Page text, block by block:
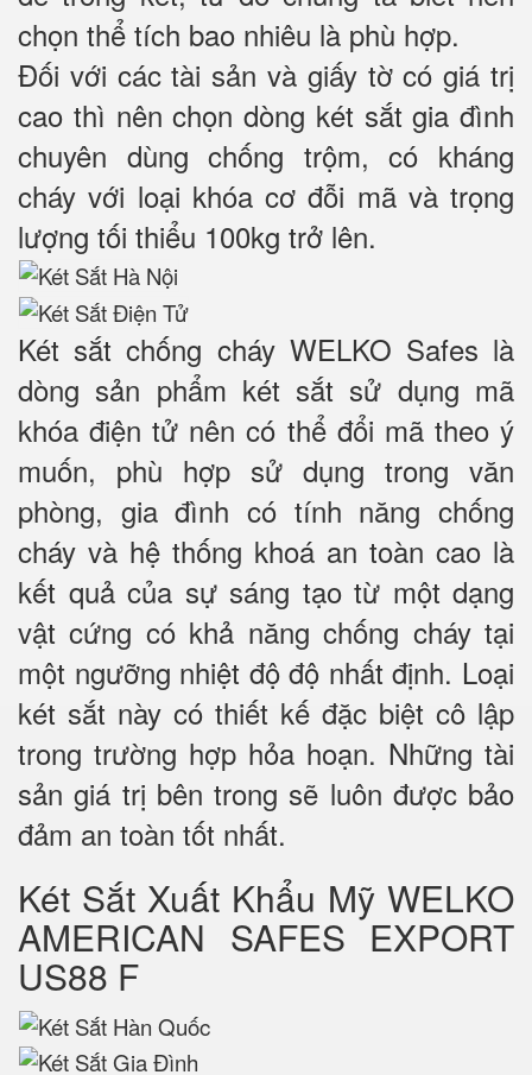
chọn thể tích bao nhiêu là phù hợp.
Đối với các tài sản và giấy tờ có giá trị
cao thì nên chọn dòng két sắt gia đình
chuyên dùng chống trộm, có kháng
cháy với loại khóa cơ đỗi mã và trọng
lượng tối thiểu 100kg trở lên.
Két sắt chống cháy WELKO Safes là
dòng sản phẩm két sắt sử dụng mã
khóa điện tử nên có thể đổi mã theo ý
muốn, phù hợp sử dụng trong văn
phòng, gia đình có tính năng chống
cháy và hệ thống khoá an toàn cao là
kết quả của sự sáng tạo từ một dạng
vật cứng có khả năng chống cháy tại
một ngưỡng nhiệt độ độ nhất định. Loại
két sắt này có thiết kế đặc biệt cô lập
trong trường hợp hỏa hoạn. Những tài
sản giá trị bên trong sẽ luôn được bảo
đảm an toàn tốt nhất.
Két Sắt Xuất Khẩu Mỹ WELKO
AMERICAN SAFES EXPORT
US88 F